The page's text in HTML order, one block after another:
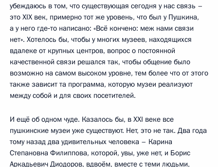
убеждаюсь в том, что существующая сегодня у нас связь –
это XIX век, примерно тот же уровень, что был у Пушкина,
а у него где‑то написано: «Всё кончено: меж нами связи
нет». Хотелось бы, чтобы у многих музеев, находящихся
вдалеке от крупных центров, вопрос о постоянной
качественной связи решался так, чтобы общение было
возможно на самом высоком уровне, тем более что от этого
также зависит та программа, которую музеи реализуют
между собой и для своих посетителей.
И ещё об одном чуде. Казалось бы, в XXI веке все
пушкинские музеи уже существуют. Нет, это не так. Два года
тому назад два удивительных человека – Карина
Степановна Филиппова, которой, увы, уже нет, и Борис
Аркадьевич Диодоров, вдвоём, вместе с теми людьми,